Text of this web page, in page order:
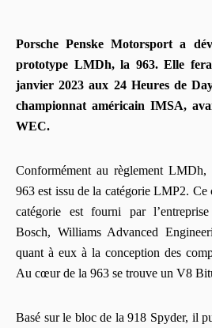
Porsche Penske Motorsport a
prototype LMDh, la 963. Elle fera
janvier 2023 aux 24 Heures de
championnat américain IMSA,
WEC.
Conformément au règlement LMDh,
963 est issu de la catégorie LMP2. Ce
catégorie est fourni par
Bosch, Williams Advanced
quant à eux à la conception des
Au cœur de la 963 se trouve un V8
Basé sur le bloc de la 918 Spyder, il